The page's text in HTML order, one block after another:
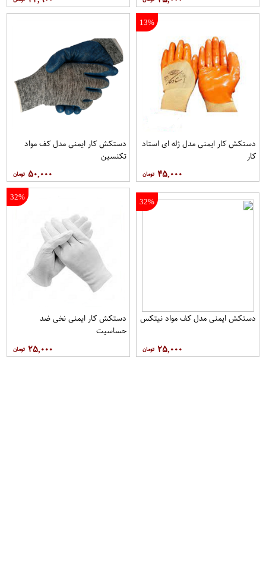
13%
دستکش کار ایمنی مدل ژله ای استاد
کار
۴۵,۰۰۰
دستکش کار ایمنی مدل کف مواد
تکنسین
۵۰,۰۰۰
32%
دستکش ایمنی مدل کف مواد نیتکس
۲۵,۰۰۰
32%
دستکش کار ایمنی نخی ضد
حساسیت
۲۵,۰۰۰